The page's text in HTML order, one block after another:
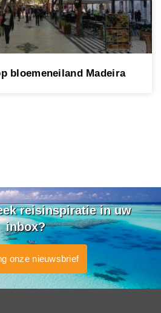
bloemeneiland Madeira
reisinspiratie in uw
inbox?
onze nieuwsbrief